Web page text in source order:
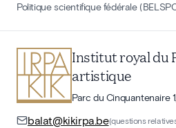
Politique scientifique fédérale
Institut royal du
artistique
Parc du Cinquantenaire
balat@kikirpa.be(questions